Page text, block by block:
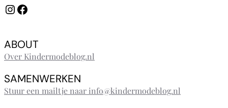
InstagramFacebook
ABOUT
Over Kindermodeblog.nl
SAMENWERKEN
Stuur een mailtje naar info@kindermodeblog.nl